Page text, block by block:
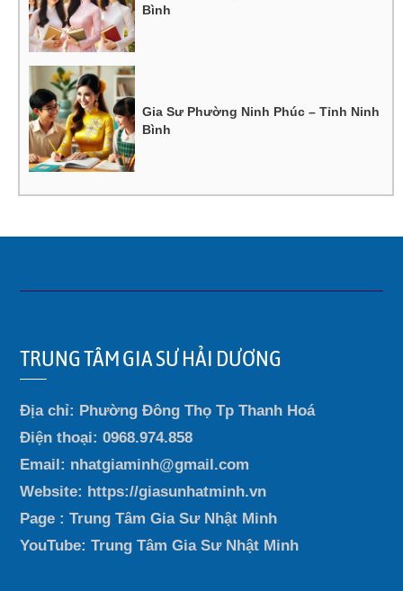
Bình
Gia Sư Phường Ninh Phúc – Tỉnh Ninh
Bình
TRUNG TÂM GIA SƯ HẢI DƯƠNG
Địa chỉ: Phường Đông Thọ Tp Thanh Hoá
Điện thoại: 0968.974.858
Email: nhatgiaminh@gmail.com
Website: https://giasunhatminh.vn
Page : Trung Tâm Gia Sư Nhật Minh
YouTube: Trung Tâm Gia Sư Nhật Minh